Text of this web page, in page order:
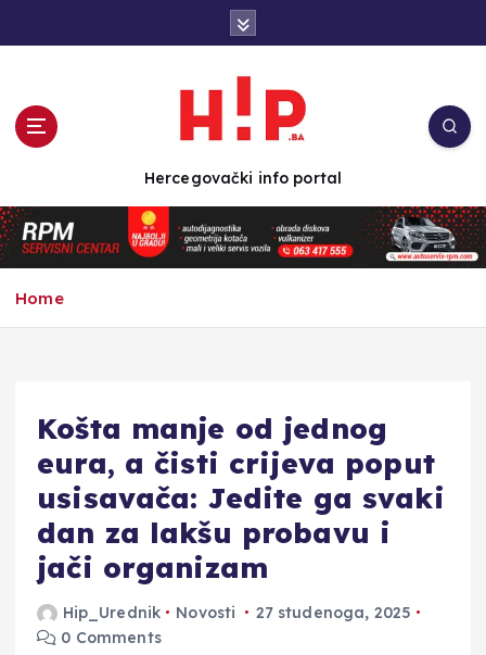
n
t
e
Hercegovački info portal
Home
Košta manje od jednog
eura, a čisti crijeva poput
usisavača: Jedite ga svaki
dan za lakšu probavu i
jači organizam
Hip_Urednik Novosti
27 studenoga, 2025
0 Comments